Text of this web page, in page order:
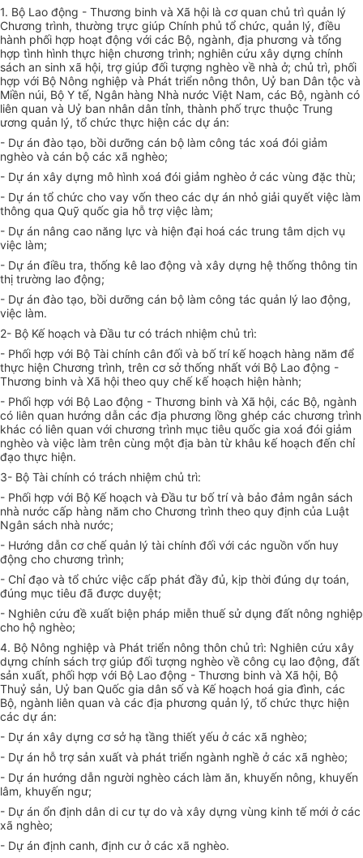
1. Bộ Lao động - Thương binh và Xã hội là cơ quan chủ trì quản lý
Chương trình, thường trực giúp Chính phủ tổ chức, quản lý, điều
hành phối hợp hoạt động với các Bộ, ngành, địa phương và tổng
hợp tình hình thực hiện chương trình; nghiên cứu xây dựng chính
sách an sinh xã hội, trợ giúp đối tượng nghèo về nhà ở; chủ trì, phối
hợp với Bộ Nông nghiệp và Phát triển nông thôn, Uỷ ban Dân tộc và
Miền núi, Bộ Y tế, Ngân hàng Nhà nước Việt Nam, các Bộ, ngành có
liên quan và Uỷ ban nhân dân tỉnh, thành phố trực thuộc Trung
ương quản lý, tổ chức thực hiện các dự án:
- Dự án đào tạo, bồi dưỡng cán bộ làm công tác xoá đói giảm
nghèo và cán bộ các xã nghèo;
- Dự án xây dựng mô hình xoá đói giảm nghèo ở các vùng đặc thù;
- Dự án tổ chức cho vay vốn theo các dự án nhỏ giải quyết việc làm
thông qua Quỹ quốc gia hỗ trợ việc làm;
- Dự án nâng cao năng lực và hiện đại hoá các trung tâm dịch vụ
việc làm;
- Dự án điều tra, thống kê lao động và xây dựng hệ thống thông tin
thị trường lao động;
- Dự án đào tạo, bồi dưỡng cán bộ làm công tác quản lý lao động,
việc làm.
2- Bộ Kế hoạch và Đầu tư có trách nhiệm chủ trì:
- Phối hợp với Bộ Tài chính cân đối và bố trí kế hoạch hàng năm để
thực hiện Chương trình, trên cơ sở thống nhất với Bộ Lao động -
Thương binh và Xã hội theo quy chế kế hoạch hiện hành;
- Phối hợp với Bộ Lao động - Thương binh và Xã hội, các Bộ, ngành
có liên quan hướng dẫn các địa phương lồng ghép các chương trình
khác có liên quan với chương trình mục tiêu quốc gia xoá đói giảm
nghèo và việc làm trên cùng một địa bàn từ khâu kế hoạch đến chỉ
đạo thực hiện.
3- Bộ Tài chính có trách nhiệm chủ trì:
- Phối hợp với Bộ Kế hoạch và Đầu tư bố trí và bảo đảm ngân sách
nhà nước cấp hàng năm cho Chương trình theo quy định của Luật
Ngân sách nhà nước;
- Hướng dẫn cơ chế quản lý tài chính đối với các nguồn vốn huy
động cho chương trình;
- Chỉ đạo và tổ chức việc cấp phát đầy đủ, kịp thời đúng dự toán,
đúng mục tiêu đã được duyệt;
- Nghiên cứu đề xuất biện pháp miễn thuế sử dụng đất nông nghiệp
cho hộ nghèo;
4. Bộ Nông nghiệp và Phát triển nông thôn chủ trì: Nghiên cứu xây
dựng chính sách trợ giúp đối tượng nghèo về công cụ lao động, đất
sản xuất, phối hợp với Bộ Lao động - Thương binh và Xã hội, Bộ
Thuỷ sản, Uỷ ban Quốc gia dân số và Kế hoạch hoá gia đình, các
Bộ, ngành liên quan và các địa phương quản lý, tổ chức thực hiện
các dự án:
- Dự án xây dựng cơ sở hạ tầng thiết yếu ở các xã nghèo;
- Dự án hỗ trợ sản xuất và phát triển ngành nghề ở các xã nghèo;
- Dự án hướng dẫn người nghèo cách làm ăn, khuyến nông, khuyến
lâm, khuyến ngư;
- Dự án ổn định dân di cư tự do và xây dựng vùng kinh tế mới ở các
xã nghèo;
- Dự án định canh, định cư ở các xã nghèo.